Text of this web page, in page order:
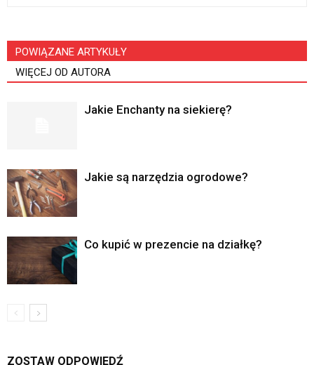
POWIĄZANE ARTYKUŁY
WIĘCEJ OD AUTORA
Jakie Enchanty na siekierę?
Jakie są narzędzia ogrodowe?
Co kupić w prezencie na działkę?
ZOSTAW ODPOWIEDŹ